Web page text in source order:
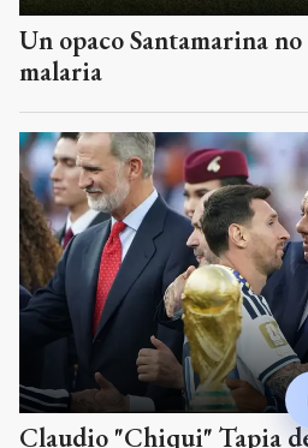
Un opaco Santamarina
malaria
Claudio "Chiqui" Tapia